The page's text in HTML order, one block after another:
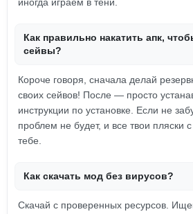
Как правильно накатить апк,
сейвы?
Короче говоря, сначала делай
своих сейвов! После — просто
инструкции по установке. Если не
проблем не будет, и все твои пляски
тебе.
Как скачать мод без вирусов?
Скачай с проверенных ресурсов.